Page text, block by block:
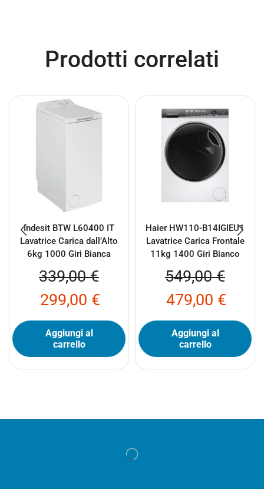
Prodotti correlati
Indesit BTW L60400 IT
Lavatrice Carica dall’Alto
6kg 1000 Giri Bianca
339,00€
299,00 €
Aggiungi al
carrello
Haier HW110-B14IGIEU1
Lavatrice Carica Frontale
11kg 1400 Giri Bianco
549,00€
479,00 €
Aggiungi al
carrello